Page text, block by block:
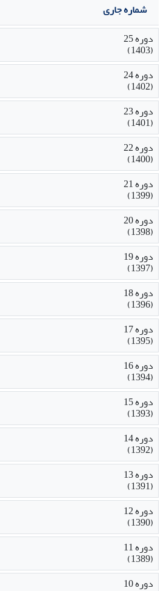
شماره جاری
دوره 25
(1403)
دوره 24
(1402)
دوره 23
(1401)
دوره 22
(1400)
دوره 21
(1399)
دوره 20
(1398)
دوره 19
(1397)
دوره 18
(1396)
دوره 17
(1395)
دوره 16
(1394)
دوره 15
(1393)
دوره 14
(1392)
دوره 13
(1391)
دوره 12
(1390)
دوره 11
(1389)
دوره 10